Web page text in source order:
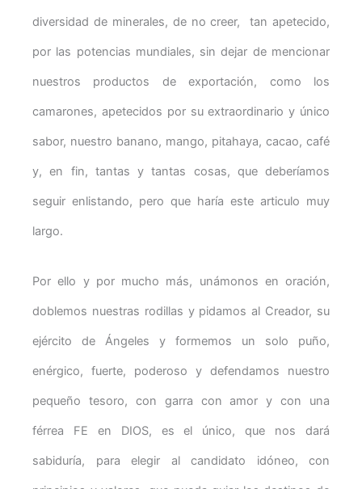
diversidad de minerales, de no creer, tan apetecido,
por las potencias mundiales, sin dejar de mencionar
nuestros productos de exportación, como los
camarones, apetecidos por su extraordinario y único
sabor, nuestro banano, mango, pitahaya, cacao, café
y, en fin, tantas y tantas cosas, que deberíamos
seguir enlistando, pero que haría este articulo muy
largo.
Por ello y por mucho más, unámonos en oración,
doblemos nuestras rodillas y pidamos al Creador, su
ejército de Ángeles y formemos un solo puño,
enérgico, fuerte, poderoso y defendamos nuestro
pequeño tesoro, con garra con amor y con una
férrea FE en DIOS, es el único, que nos dará
sabiduría, para elegir al candidato idóneo, con